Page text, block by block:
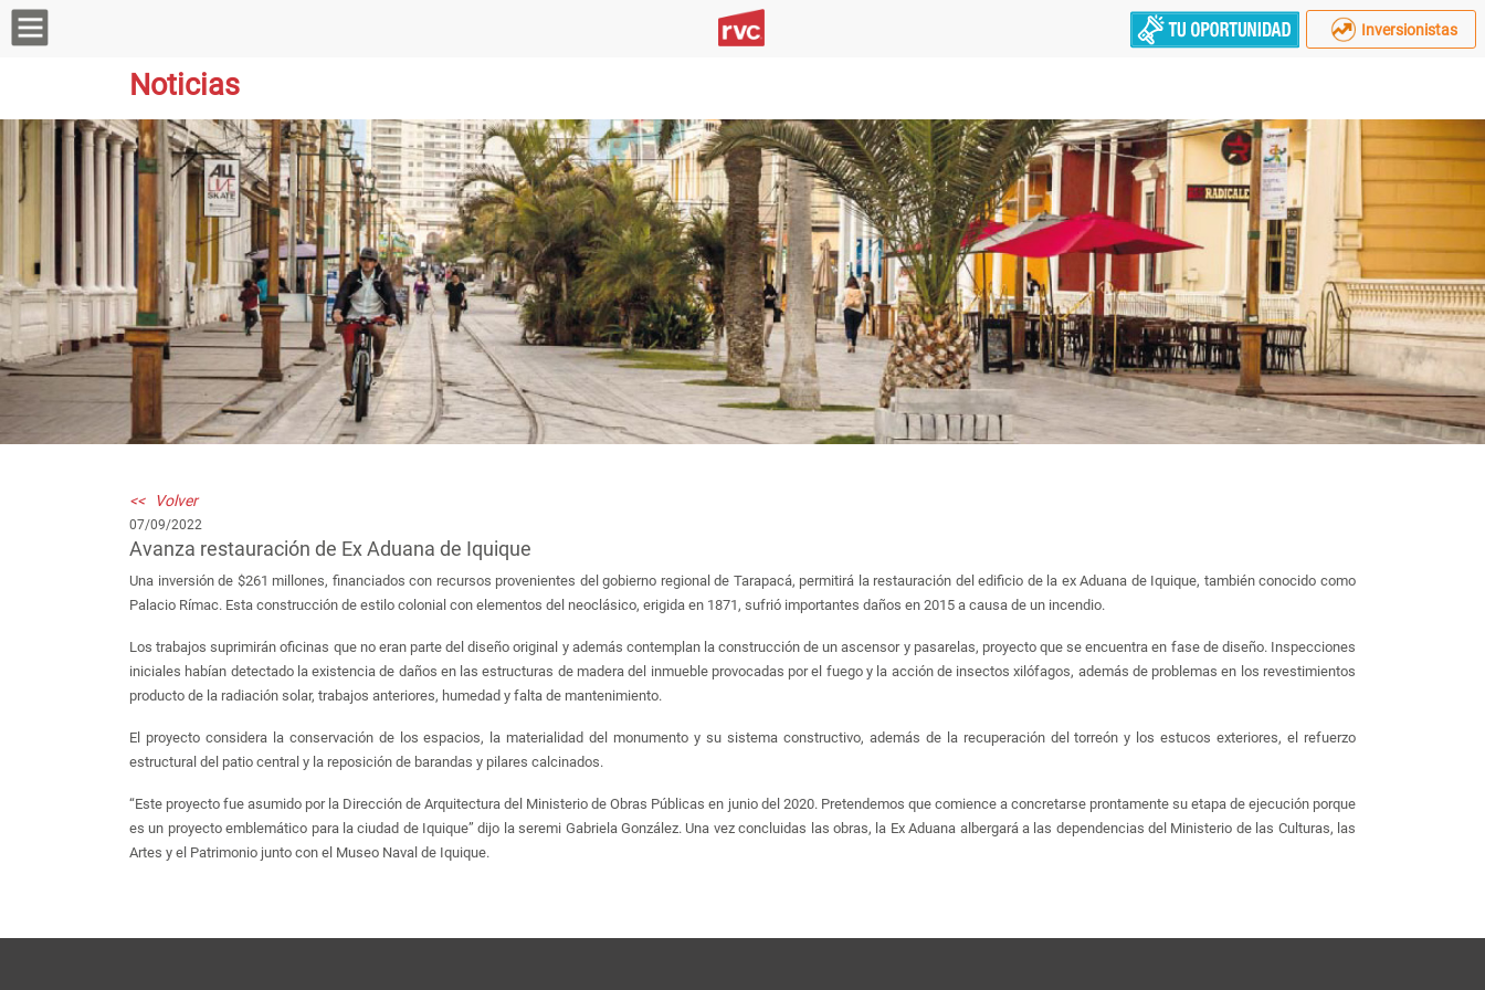
Inversionistas
Noticias
<< Volver
07/09/2022
Avanza restauración de Ex Aduana de Iquique
Una inversión de $261 millones, financiados con recursos provenientes del gobierno regional de Tarapacá, permitirá la restauración del edificio de la ex Aduana de Iquique, también conocido como
Palacio Rímac. Esta construcción de estilo colonial con elementos del neoclásico, erigida en 1871, sufrió importantes daños en 2015 a causa de un incendio.
Los trabajos suprimirán oficinas que no eran parte del diseño original y además contemplan la construcción de un ascensor y pasarelas, proyecto que se encuentra en fase de diseño. Inspecciones
iniciales habían detectado la existencia de daños en las estructuras de madera del inmueble provocadas por el fuego y la acción de insectos xilófagos, además de problemas en los revestimientos
producto de la radiación solar, trabajos anteriores, humedad y falta de mantenimiento.
El proyecto considera la conservación de los espacios, la materialidad del monumento y su sistema constructivo, además de la recuperación del torreón y los estucos exteriores, el refuerzo
estructural del patio central y la reposición de barandas y pilares calcinados.
“Este proyecto fue asumido por la Dirección de Arquitectura del Ministerio de Obras Públicas en junio del 2020. Pretendemos que comience a concretarse prontamente su etapa de ejecución porque
es un proyecto emblemático para la ciudad de Iquique” dijo la seremi Gabriela González. Una vez concluidas las obras, la Ex Aduana albergará a las dependencias del Ministerio de las Culturas, las
Artes y el Patrimonio junto con el Museo Naval de Iquique.